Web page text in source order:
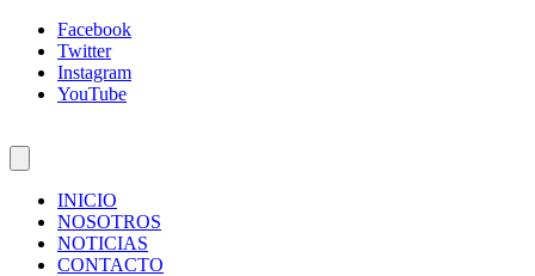
Facebook
Twitter
Instagram
YouTube
INICIO
NOSOTROS
NOTICIAS
CONTACTO